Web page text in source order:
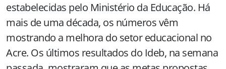
estabelecidas pelo Ministério da Educação. Há
mais de uma década, os números vêm
mostrando a melhora do setor educacional no
Acre. Os últimos resultados do Ideb, na semana